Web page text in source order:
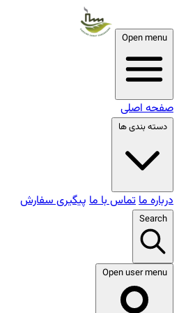
Open menu
صفحه اصلی
دسته بندی ها
درباره ماتماس با ما پیگیری سفارش
Search
Open user menu